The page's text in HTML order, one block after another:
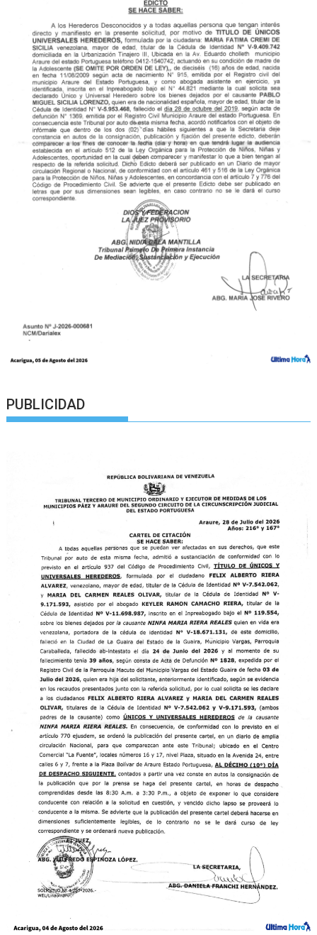
PUBLICIDAD